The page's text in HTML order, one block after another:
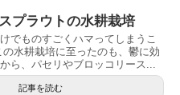
プラウトの水耕栽培
でものすごくハマってしまうこ
の水耕栽培に至ったのも、鬱に効
ら、パセリやブロッコリース...
記事を読む